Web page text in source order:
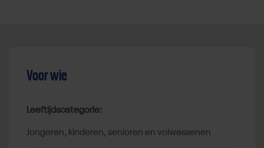
Voor wie
Leeftijdscategorie:
jongeren, kinderen, senioren en volwassenen